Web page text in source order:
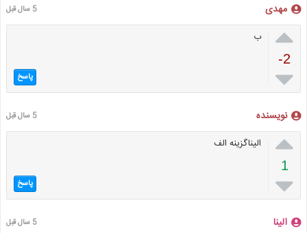
مهدی 5 سال قبل

-2

ب
پاسخ
نویسنده 5 سال قبل

1

الیناگزینه الف
پاسخ
الینا 5 سال قبل